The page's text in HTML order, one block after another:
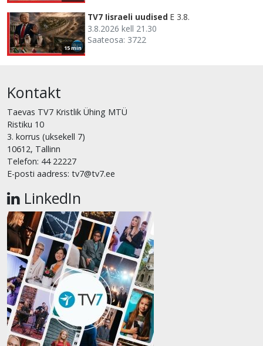
15 min
TV7 Iisraeli uudised E 3.8.
3.8.2026 kell 21.30
Saateosa: 3722
Kontakt
Taevas TV7 Kristlik Ühing MTÜ
Ristiku 10
3. korrus (uksekell 7)
10612, Tallinn
Telefon: 44 22227
E-posti aadress: tv7@tv7.ee
LinkedIn